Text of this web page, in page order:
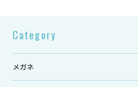
Category
メガネ